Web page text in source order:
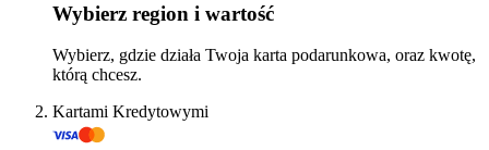
Wybierz region i wartość
Wybierz, gdzie działa Twoja karta podarunkowa, oraz kwotę,
którą chcesz.
Kartami Kredytowymi